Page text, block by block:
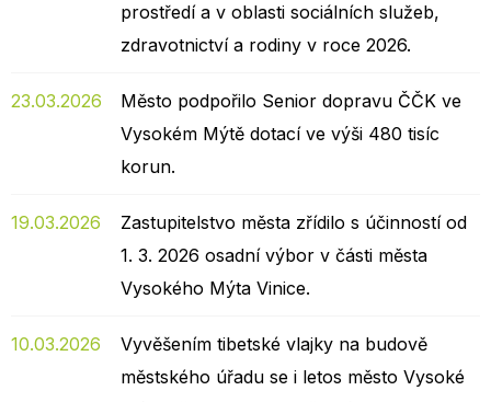
prostředí a v oblasti sociálních služeb,
zdravotnictví a rodiny v roce 2026.
23.03.2026
Město podpořilo Senior dopravu ČČK ve
Vysokém Mýtě dotací ve výši 480 tisíc
korun.
19.03.2026
Zastupitelstvo města zřídilo s účinností od
1. 3. 2026 osadní výbor v části města
Vysokého Mýta Vinice.
10.03.2026
Vyvěšením tibetské vlajky na budově
městského úřadu se i letos město Vysoké